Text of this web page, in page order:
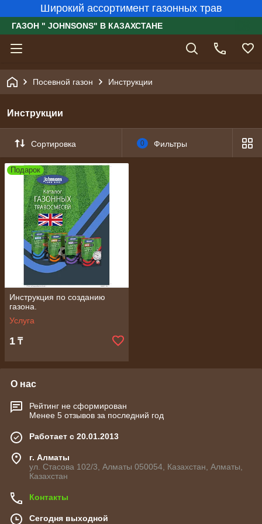
Широкий ассортимент газонных трав
ГАЗОН " JOHNSONS" В КАЗАХСТАНЕ
Посевной газон Инструкции
Инструкции
Сортировка 0 Фильтры
Подарок
Инструкция по созданию
газона.
Услуга
1 ₸
О нас
Рейтинг не сформирован
Менее 5 отзывов за последний год
Работает с 20.01.2013
г. Алматы
ул. Стасова 102/3, Алматы 050054, Казахстан, Алматы,
Казахстан
Контакты
Сегодня выходной